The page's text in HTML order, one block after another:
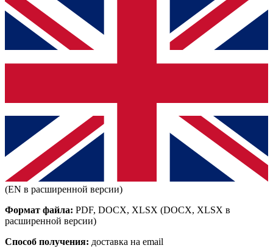
(EN в расширенной версии)
Формат файла: PDF, DOCX, XLSX (DOCX, XLSX в
расширенной версии)
Способ получения: доставка на email